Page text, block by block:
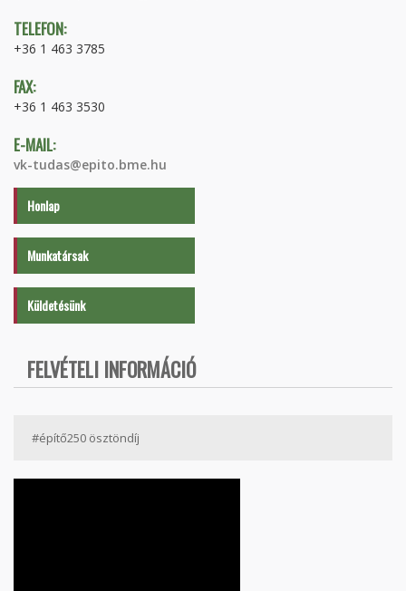
TELEFON:
+36 1 463 3785
FAX:
+36 1 463 3530
E-MAIL:
vk-tudas@epito.bme.hu
Honlap
Munkatársak
Küldetésünk
FELVÉTELI INFORMÁCIÓ
#építő250 ösztöndíj